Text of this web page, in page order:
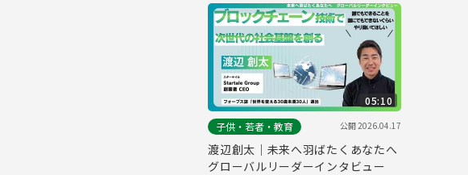
05:10
子供・若者・教育
公開2026.04.17
渡辺創太｜未来へ羽ばたくあなたへ
グローバルリーダーインタビュー